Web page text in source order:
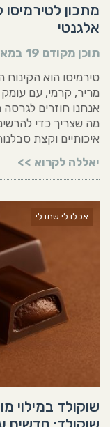
מתכון
אלגנטי
תוכן מקודם 19 במאי 2025
טירמיסו הוא
מריר, קרמי, עם
אנחנו חוזרים
מה שצריך כדי
איכותיים וקצת
יאללה לקרוא >>
אכלו לי שתו לי
שוקולד במילוי